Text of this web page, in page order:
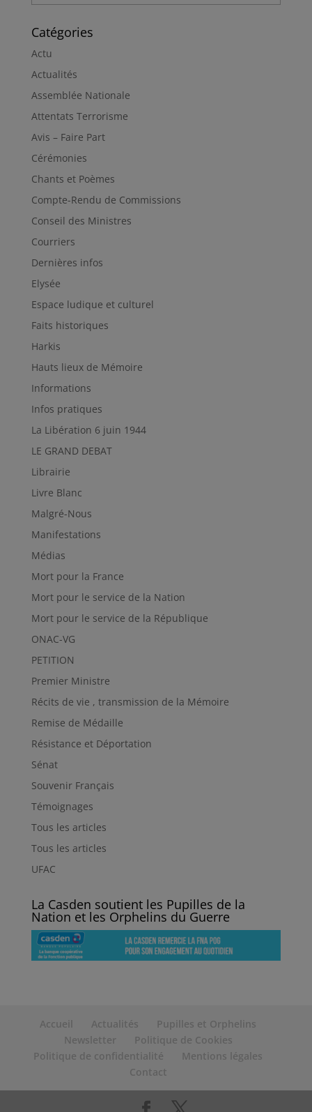
Catégories
Actu
Actualités
Assemblée Nationale
Attentats Terrorisme
Avis – Faire Part
Cérémonies
Chants et Poèmes
Compte-Rendu de Commissions
Conseil des Ministres
Courriers
Dernières infos
Elysée
Espace ludique et culturel
Faits historiques
Harkis
Hauts lieux de Mémoire
Informations
Infos pratiques
La Libération 6 juin 1944
LE GRAND DEBAT
Librairie
Livre Blanc
Malgré-Nous
Manifestations
Médias
Mort pour la France
Mort pour le service de la Nation
Mort pour le service de la République
ONAC-VG
PETITION
Premier Ministre
Récits de vie , transmission de la Mémoire
Remise de Médaille
Résistance et Déportation
Sénat
Souvenir Français
Témoignages
Tous les articles
Tous les articles
UFAC
La Casden soutient les Pupilles de la
Nation et les Orphelins du Guerre
Accueil Actualités
Pupilles et Orphelins
Newsletter
Politique de Cookies
Politique de confidentialité
Mentions légales
Contact